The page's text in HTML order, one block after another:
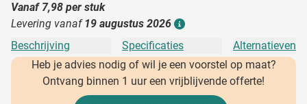
Vanaf 7,98 per stuk
Levering vanaf 19 augustus 2026
Beschrijving Specificaties
Alternatieven
Heb je advies nodig of wil je een voorstel op maat?
Ontvang binnen 1 uur een vrijblijvende offerte!